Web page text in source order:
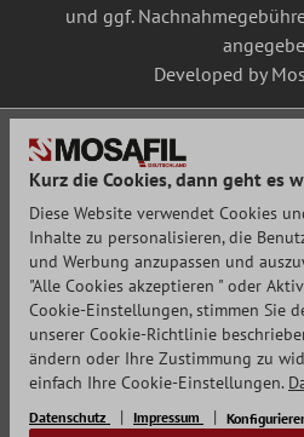
und ggf.
Developed by
Kurz die Cookies, dann geht es
Diese Website verwendet Cookies
Inhalte zu personalisieren, die
und Werbung anzupassen und
"Alle Cookies akzeptieren " oder
Cookie-Einstellungen, stimmen Sie
unserer Cookie-Richtlinie
ändern oder Ihre Zustimmung zu
einfach Ihre Cookie-Einstellungen.
Datenschutz Impressum